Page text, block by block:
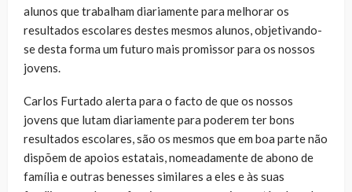
alunos que trabalham diariamente para melhorar os
resultados escolares destes mesmos alunos, objetivando-
se desta forma um futuro mais promissor para os nossos
jovens.
Carlos Furtado alerta para o facto de que os nossos
jovens que lutam diariamente para poderem ter bons
resultados escolares, são os mesmos que em boa parte não
dispõem de apoios estatais, nomeadamente de abono de
família e outras benesses similares a eles e às suas